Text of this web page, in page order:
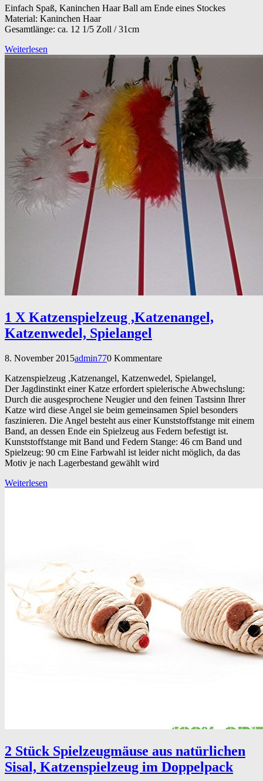
Einfach Spaß, Kaninchen Haar Ball am Ende eines Stockes
Material: Kaninchen Haar
Gesamtlänge: ca. 12 1/5 Zoll / 31cm
Weiterlesen
1 X Katzenspielzeug ,Katzenangel,
Katzenwedel, Spielangel
8. November 2015admin770 Kommentare
Katzenspielzeug ,Katzenangel, Katzenwedel, Spielangel,
Der Jagdinstinkt einer Katze erfordert spielerische Abwechslung:
Durch die ausgesprochene Neugier und den feinen Tastsinn Ihrer
Katze wird diese Angel sie beim gemeinsamen Spiel besonders
faszinieren. Die Angel besteht aus einer Kunststoffstange mit einem
Band, an dessen Ende ein Spielzeug aus Federn befestigt ist.
Kunststoffstange mit Band und Federn Stange: 46 cm Band und
Spielzeug: 90 cm Eine Farbwahl ist leider nicht möglich, da das
Motiv je nach Lagerbestand gewählt wird
Weiterlesen
2 Stück Spielzeugmäuse aus natürlichen
Sisal, Katzenspielzeug im Doppelpack